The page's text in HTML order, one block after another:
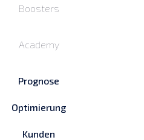
Boosters
Academy
Prognose
Optimierung
Kunden